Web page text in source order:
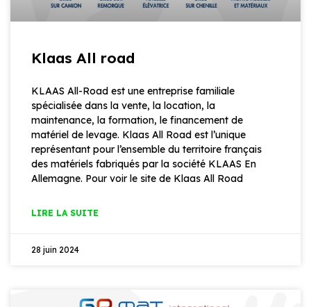
Klaas All road
KLAAS All-Road est une entreprise familiale
spécialisée dans la vente, la location, la
maintenance, la formation, le financement de
matériel de levage. Klaas All Road est l’unique
représentant pour l’ensemble du territoire français
des matériels fabriqués par la société KLAAS En
Allemagne. Pour voir le site de Klaas All Road
LIRE LA SUITE
28 juin 2024